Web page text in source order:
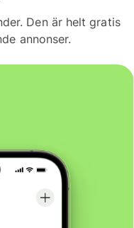
Den är helt gratis
annonser.